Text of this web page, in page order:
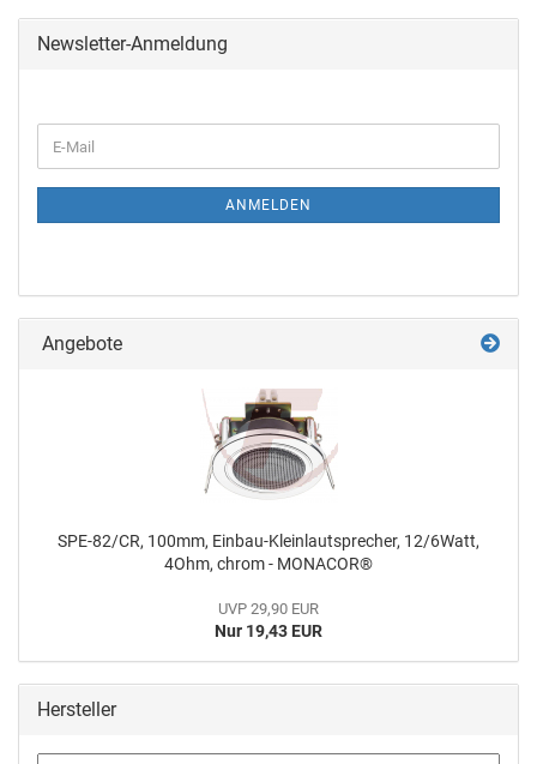
Newsletter-Anmeldung
ANMELDEN
Angebote
SPE-82/CR, 100mm, Einbau-Kleinlautsprecher, 12/6Watt,
4Ohm, chrom - MONACOR®
UVP 29,90 EUR
Nur 19,43 EUR
Hersteller